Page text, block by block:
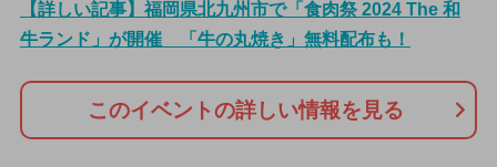
【詳しい記事】福岡県北九州市で「食肉祭 2024 The 和
牛ランド」が開催 「牛の丸焼き」無料配布も！
このイベントの詳しい情報を見る